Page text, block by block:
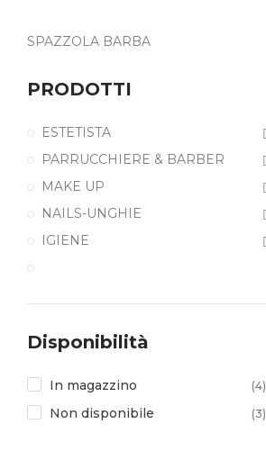
SPAZZOLA BARBA
PRODOTTI
ESTETISTA
PARRUCCHIERE & BARBER
MAKE UP
NAILS-UNGHIE
IGIENE
Disponibilità
In magazzino (4)
Non disponibile (3)